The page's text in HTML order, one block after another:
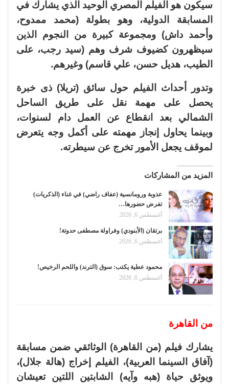
سيكون هو الفيلم المصري الوحيد الذي يشارك في
المسابقة الدولية، وهو بطولة (محمد ممدوح،
وأحمد داش) ومجموعة كبيرة من النجوم الذين
سيظهرون كضيوف شرف وهم (سيد رجب، على
الطيب، هديل حسن، علي قاسم) وغيرهم.
وتدور أحداث الفيلم حول سائق (تريلا) ذى خبرة
يحصل على مهمة نقل على طريق الساحل
الشمالي بعد انقطاع عن العمل دام لسنوات،
وبينما يحاول إنجاز مهمته على أكمل وجه يتعرض
لموقف يجعل الأمور تخرج عن سيطرته.
المزيد من المشاركات
عذوبة ورومانسية (عفاف راضي) في غناء (الذكريات)
تفرض حضورها…
أغسطس 6, 2026
برتقان (الأبنودي) وفراولة مصطفى حدوتة!
أغسطس 6, 2026
محمود عطية يكتب: سوق (الترند) واللحم الرخيص!
أغسطس 6, 2026
من القاهرة
يشارك فيلم (من القاهرة) الوثائقي ضمن مسابقة
(آفاق السينما العربية)، الفيلم إخراج (هالة جلال)،
ويوثق حياة (هبه وآيه) الشابتين اللتين تعيشان